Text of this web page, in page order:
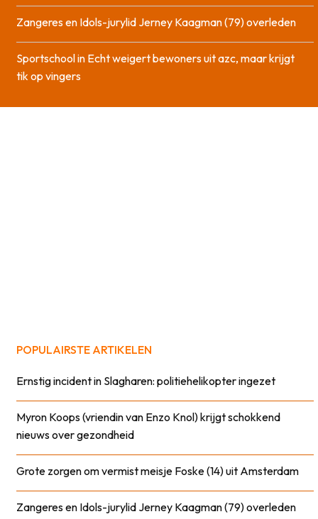
Zangeres en Idols-jurylid Jerney Kaagman (79) overleden
Sportschool in Echt weigert bewoners uit azc, maar krijgt
tik op vingers
POPULAIRSTE ARTIKELEN
Ernstig incident in Slagharen: politiehelikopter ingezet
Myron Koops (vriendin van Enzo Knol) krijgt schokkend
nieuws over gezondheid
Grote zorgen om vermist meisje Foske (14) uit Amsterdam
Zangeres en Idols-jurylid Jerney Kaagman (79) overleden